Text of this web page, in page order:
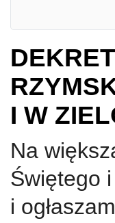
I W
Na
Świętego
i